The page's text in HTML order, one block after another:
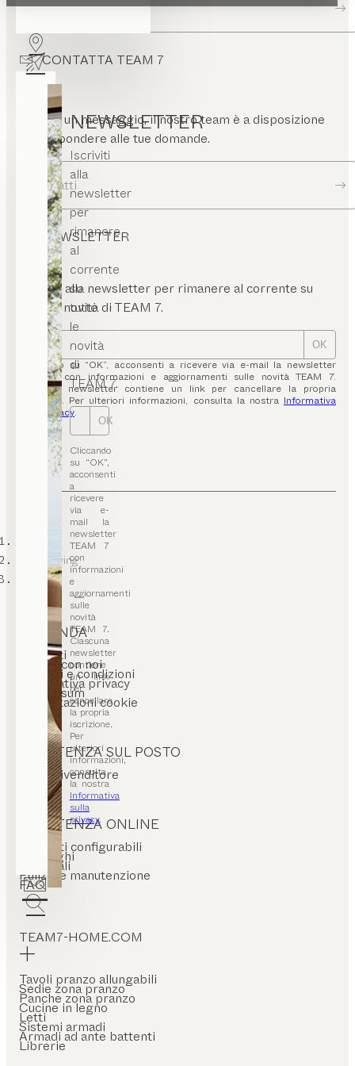
NEWSLETTER
Iscriviti
alla
newsletter
per
rimanere
al
corrente
su
tutte
le
novità
di
TEAM 7.
OK
Cliccando
su “OK”,
acconsenti
a
ricevere
via e-
mail la
newsletter
TEAM 7
con
informazioni
e
aggiornamenti
sulle
novità
TEAM 7.
Ciascuna
newsletter
contiene
un link
per
cancellare
la propria
iscrizione.
Per
ulteriori
informazioni,
consulta
la nostra
Informativa
sulla
privacy.
Ricerca rivenditori
CONTATTA TEAM 7
Scrivici un messaggio, il nostro team è a disposizione
per rispondere alle tue domande.
Contatti
NEWSLETTER
Iscriviti alla newsletter per rimanere al corrente su
tutte le novità di TEAM 7.
OK
Cliccando su “OK”, acconsenti a ricevere via e-mail la newsletter
TEAM 7 con informazioni e aggiornamenti sulle novità TEAM 7.
Ciascuna newsletter contiene un link per cancellare la propria
iscrizione. Per ulteriori informazioni, consulta la nostra Informativa
sulla privacy.
Mobili living
Librerie
L’AZIENDA
Contatti
Lavora con noi
Termini e condizioni
Informativa privacy
Impressum
Impostazioni cookie
ASSISTENZA SUL POSTO
Trova rivenditore
ASSISTENZA ONLINE
Prodotti configurabili
Cataloghi
Materiali
Pulizia e manutenzione
FAQ
TEAM7-HOME.COM
Tavoli pranzo allungabili
Sedie zona pranzo
Panche zona pranzo
Cucine in legno
Letti
Sistemi armadi
Armadi ad ante battenti
Librerie